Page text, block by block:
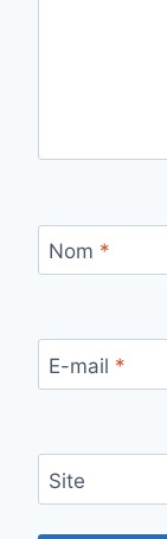
Nom *
E-mail *
Site